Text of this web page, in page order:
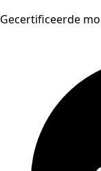
Gecertificeerde